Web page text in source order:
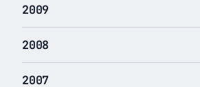
2009
2008
2007